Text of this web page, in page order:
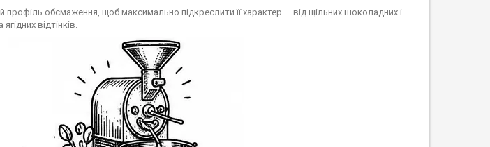
обсмаження, щоб максимально підкреслити її характер — від щільних шоколадних і
відтінків.